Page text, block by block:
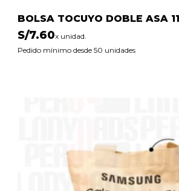
BOLSA TOCUYO DOBLE ASA
S/7.60x unidad.
Pedido mínimo desde 50 unidades